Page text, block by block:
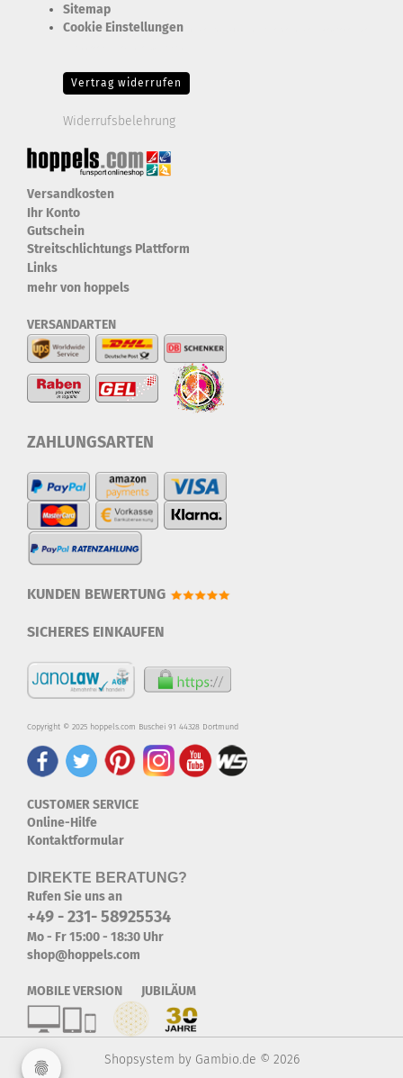
Sitemap
Cookie Einstellungen
Vertrag widerrufen
Widerrufsbelehrung
Versandkosten
Ihr Konto
Gutschein
Streitschlichtungs Plattform
Links
mehr von hoppels
VERSANDARTEN
ZAHLUNGSARTEN
KUNDEN BEWERTUNG
SICHERES EINKAUFEN
Copyright © 2025 hoppels.com Buschei 91 44328 Dortmund
CUSTOMER SERVICE
Online-Hilfe
Kontaktformular
DIREKTE BERATUNG?
Rufen Sie uns an
+49 - 231- 58925534
Mo - Fr 15:00 - 18:30 Uhr
shop@hoppels.com
MOBILE VERSION JUBILÄUM
Shopsystem by Gambio.de © 2026